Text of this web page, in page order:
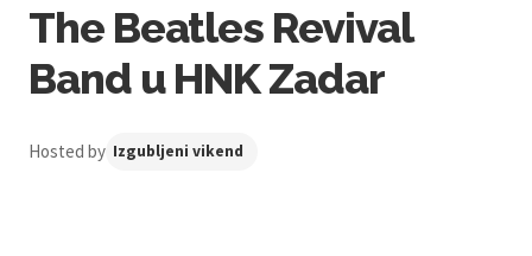
The Beatles Revival
Band u HNK Zadar
Hosted by Izgubljeni vikend